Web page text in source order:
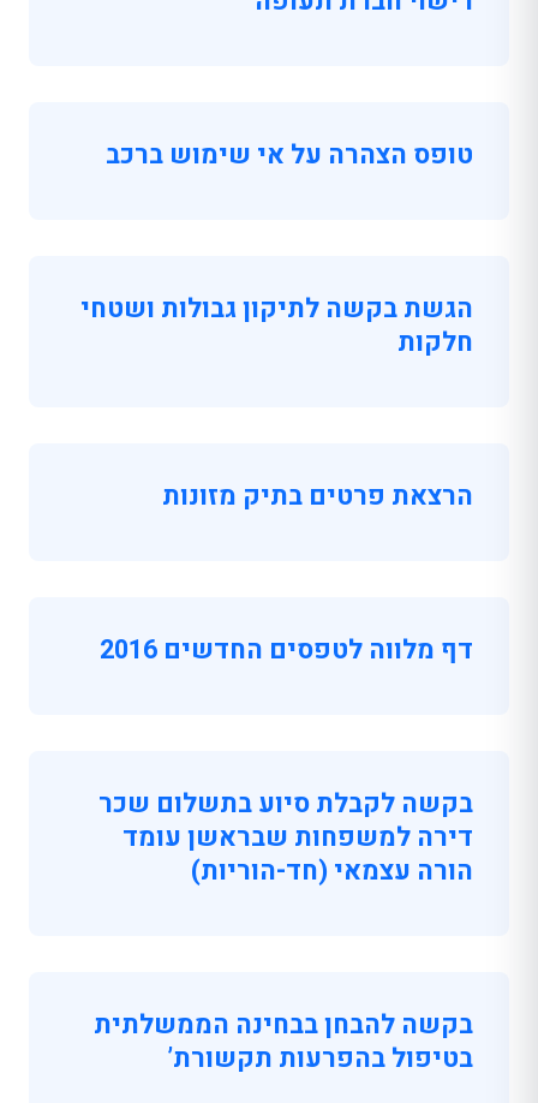
טופס הצהרה על אי שימוש ברכב
הגשת בקשה לתיקון גבולות ושטחי
חלקות
הרצאת פרטים בתיק מזונות
דף מלווה לטפסים החדשים 2016
בקשה לקבלת סיוע בתשלום שכר
דירה למשפחות שבראשן עומד
הורה עצמאי (חד-הוריות)
בקשה להבחן בבחינה הממשלתית
בטיפול בהפרעות תקשורת’